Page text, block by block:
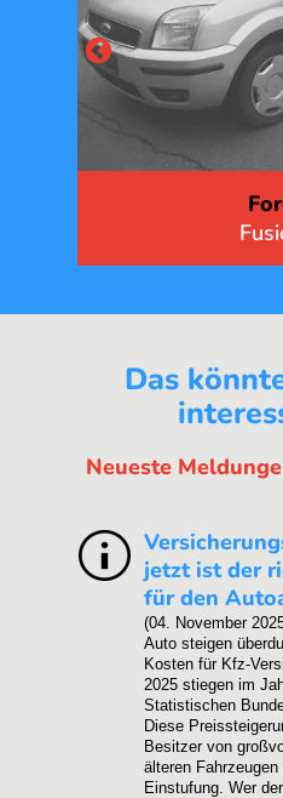
Das
Neueste
jetzt ist der
für den
(04. November
Auto steigen
Kosten für Kfz-
2025 stiegen im
Statistischen
Diese
Besitzer von
älteren
Einstufung. Wer